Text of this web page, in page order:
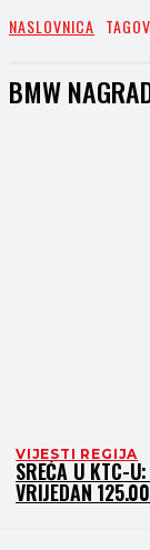
NASLOVNICA
BMW
VIJESTI REGIJA
SREĆA U KTC-
VRIJEDAN